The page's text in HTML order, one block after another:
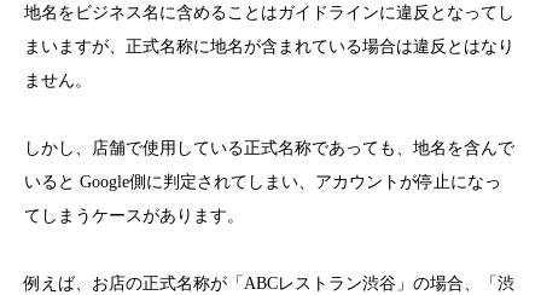
地名をビジネス名に含めることはガイドラインに違反となってし
まいますが、正式名称に地名が含まれている場合は違反とはなり
ません。
しかし、店舗で使用している正式名称であっても、地名を含んで
いると Google側に判定されてしまい、アカウントが停止になっ
てしまうケースがあります。
例えば、お店の正式名称が「ABCレストラン渋谷」の場合、「渋